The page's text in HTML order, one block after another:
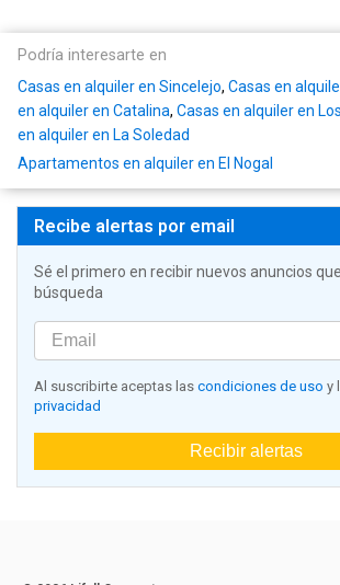
Podría interesarte en
Casas en alquiler en Sincelejo, Casas en
en alquiler en Catalina, Casas en alquiler en
en alquiler en La Soledad
Apartamentos en alquiler en El Nogal
Recibe alertas por email
Sé el primero en recibir nuevos anuncios
búsqueda
Al suscribirte aceptas las condiciones de uso y
privacidad
Recibir alertas